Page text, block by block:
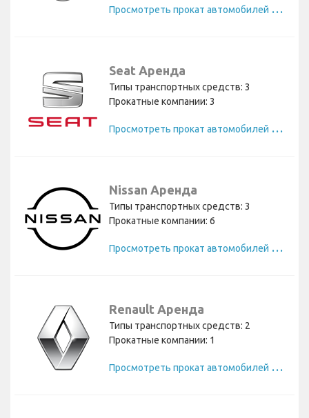
П
росмотреть прокат автомобилей Volvo
Seat Аренда
Типы транспортных средств: 3
Прокатные компании: 3
П
росмотреть прокат автомобилей Seat
Nissan Аренда
Типы транспортных средств: 3
Прокатные компании: 6
П
росмотреть прокат автомобилей Nissan
Renault Аренда
Типы транспортных средств: 2
Прокатные компании: 1
П
росмотреть прокат автомобилей Renault